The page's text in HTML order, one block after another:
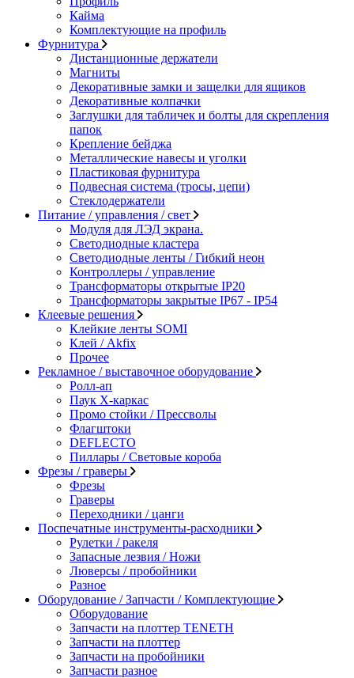
Кайма
Комплектующие на профиль
Фурнитура
Дистанционные держатели
Магниты
Декоративные замки и защелки для ящиков
Декоративные колпачки
Заглушки для табличек и болты для скрепления
папок
Крепление бейджа
Металлические навесы и уголки
Пластиковая фурнитура
Подвесная система (тросы, цепи)
Стеклодержатели
Питание / управления / свет
Модуля для ЛЭД экрана.
Светодиодные кластера
Светодиодные ленты / Гибкий неон
Контроллеры / управление
Трансформаторы открытые IP20
Трансформаторы закрытые IP67 - IP54
Клеевые решения
Клейкие ленты SOMI
Клей / Akfix
Прочее
Рекламное / выставочное оборудование
Ролл-ап
Паук X-каркас
Промо стойки / Прессволы
Флагштоки
DEFLECTO
Пиллары / Световые короба
Фрезы / граверы
Фрезы
Граверы
Переходники / цанги
Поспечатные инструменты-расходники
Рулетки / ракеля
Запасные лезвия / Ножи
Люверсы / пробойники
Разное
Оборудование / Запчасти / Комплектующие
Оборудование
Запчасти на плоттер TENETH
Запчасти на плоттер
Запчасти на пробойники
Запчасти разное